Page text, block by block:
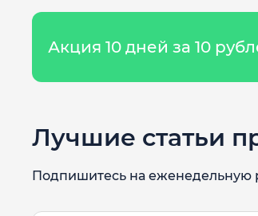
Акция 10 дней за 10
Лучшие статьи
Подпишитесь на еженедельную